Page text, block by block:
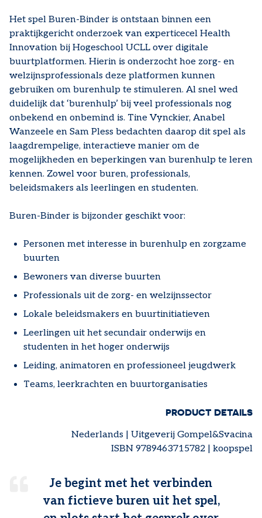
Het spel Buren-Binder is ontstaan binnen een
praktijkgericht onderzoek van experticecel Health
Innovation bij Hogeschool UCLL over digitale
buurtplatformen. Hierin is onderzocht hoe zorg- en
welzijnsprofessionals deze platformen kunnen
gebruiken om burenhulp te stimuleren. Al snel wed
duidelijk dat ‘burenhulp’ bij veel professionals nog
onbekend en onbemind is. Tine Vynckier, Anabel
Wanzeele en Sam Pless bedachten daarop dit spel als
laagdrempelige, interactieve manier om de
mogelijkheden en beperkingen van burenhulp te leren
kennen. Zowel voor buren, professionals,
beleidsmakers als leerlingen en studenten.
Buren-Binder is bijzonder geschikt voor:
Personen met interesse in burenhulp en zorgzame
buurten
Bewoners van diverse buurten
Professionals uit de zorg- en welzijnssector
Lokale beleidsmakers en buurtinitiatieven
Leerlingen uit het secundair onderwijs en
studenten in het hoger onderwijs
Leiding, animatoren en professioneel jeugdwerk
Teams, leerkrachten en buurtorganisaties
PRODUCT DETAILS
Nederlands | Uitgeverij Gompel&Svacina
ISBN 9789463715782 | koopspel
Je begint met het verbinden
van fictieve buren uit het spel,